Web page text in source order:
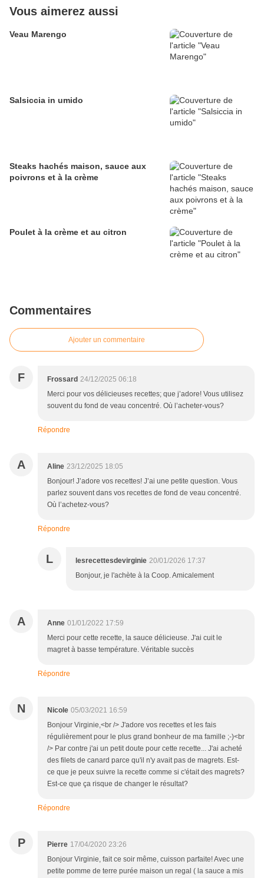
Vous aimerez aussi
Veau Marengo
Salsiccia in umido
Steaks hachés maison, sauce aux
poivrons et à la crème
Poulet à la crème et au citron
Commentaires
Ajouter un commentaire
F Frossard 24/12/2025 06:18
Merci pour vos délicieuses recettes; que j’adore! Vous utilisez
souvent du fond de veau concentré. Où l’acheter-vous?
Répondre
A Aline 23/12/2025 18:05
Bonjour! J’adore vos recettes! J’ai une petite question. Vous
parlez souvent dans vos recettes de fond de veau concentré.
Où l’achetez-vous?
Répondre
L lesrecettesdevirginie 20/01/2026 17:37
Bonjour, je l'achète à la Coop. Amicalement
A Anne 01/01/2022 17:59
Merci pour cette recette, la sauce délicieuse. J'ai cuit le
magret à basse température. Véritable succès
Répondre
N Nicole 05/03/2021 16:59
Bonjour Virginie,<br /> J'adore vos recettes et les fais
régulièrement pour le plus grand bonheur de ma famille ;-)<br
/> Par contre j'ai un petit doute pour cette recette... J'ai acheté
des filets de canard parce qu'il n'y avait pas de magrets. Est-
ce que je peux suivre la recette comme si c'était des magrets?
Est-ce que ça risque de changer le résultat?
Répondre
P Pierre 17/04/2020 23:26
Bonjour Virginie, fait ce soir même, cuisson parfaite! Avec une
petite pomme de terre purée maison un regal ( la sauce a mis